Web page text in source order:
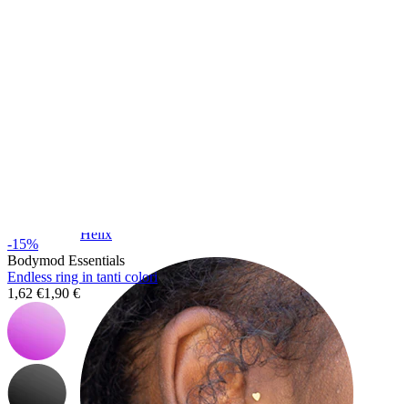
Helix
-15%
Bodymod Essentials
Endless ring in tanti colori
1,62 €1,90 €